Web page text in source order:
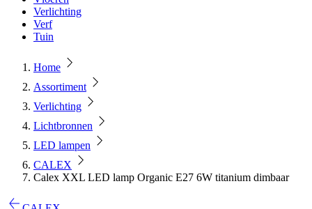
Verlichting
Verf
Tuin
Home
Assortiment
Verlichting
Lichtbronnen
LED lampen
CALEX
Calex XXL LED lamp Organic E27 6W titanium dimbaar